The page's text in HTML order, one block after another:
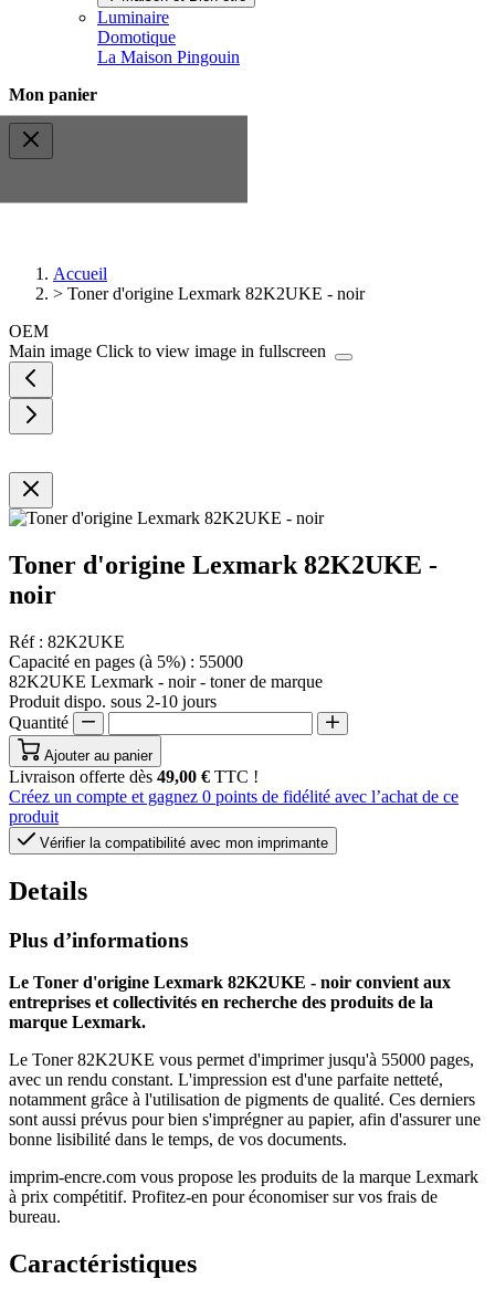
Luminaire
Domotique
La Maison Pingouin
Mon panier
Accueil
> Toner d'origine Lexmark 82K2UKE - noir
OEM
Main image Click to view image in fullscreen
Toner d'origine Lexmark 82K2UKE -
noir
Réf : 82K2UKE
Capacité en pages (à 5%) : 55000
82K2UKE Lexmark - noir - toner de marque
Produit dispo. sous 2-10 jours
Quantité
Ajouter au panier
Livraison offerte dès 49,00 € TTC !
Créez un compte et gagnez 0 points de fidélité avec l’achat de ce
produit
Vérifier la compatibilité avec mon imprimante
Details
Plus d’informations
Le Toner d'origine Lexmark 82K2UKE - noir convient aux
entreprises et collectivités en recherche des produits de la
marque Lexmark.
Le Toner 82K2UKE vous permet d'imprimer jusqu'à 55000 pages,
avec un rendu constant. L'impression est d'une parfaite netteté,
notamment grâce à l'utilisation de pigments de qualité. Ces derniers
sont aussi prévus pour bien s'imprégner au papier, afin d'assurer une
bonne lisibilité dans le temps, de vos documents.
imprim-encre.com vous propose les produits de la marque Lexmark
à prix compétitif. Profitez-en pour économiser sur vos frais de
bureau.
Caractéristiques